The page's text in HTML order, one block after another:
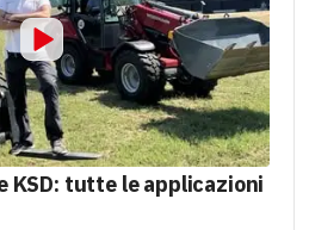
KSD: tutte le applicazioni